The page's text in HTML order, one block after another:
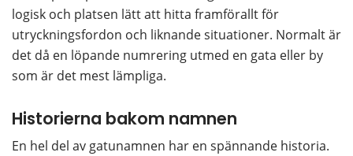
logisk och platsen lätt att hitta framförallt för
utryckningsfordon och liknande situationer. Normalt är
det då en löpande numrering utmed en gata eller by
som är det mest lämpliga.
Historierna bakom namnen
En hel del av gatunamnen har en spännande historia.